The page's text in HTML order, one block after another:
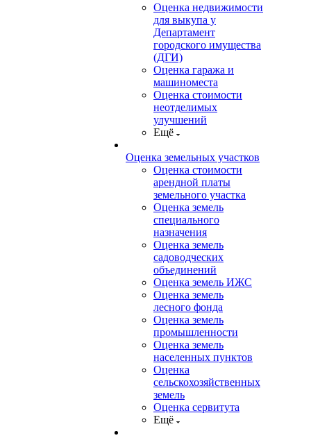
Оценка недвижимости
для выкупа у
Департамент
городского имущества
(ДГИ)
Оценка гаража и
машиноместа
Оценка стоимости
неотделимых
улучшений
Ещё
Оценка земельных участков
Оценка стоимости
арендной платы
земельного участка
Оценка земель
специального
назначения
Оценка земель
садоводческих
объединений
Оценка земель ИЖС
Оценка земель
лесного фонда
Оценка земель
промышленности
Оценка земель
населенных пунктов
Оценка
сельскохозяйственных
земель
Оценка сервитута
Ещё